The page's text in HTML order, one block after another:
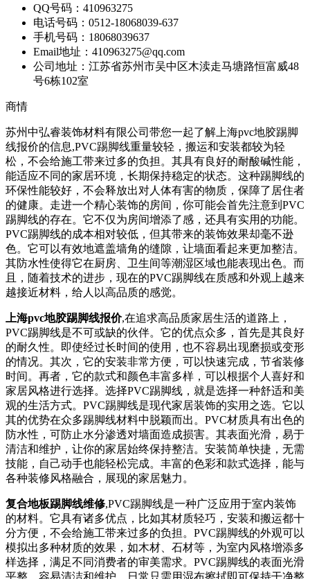
QQ号码： 410963275
电话号码： 0512-18068039-637
手机号码： 18068039637
Email地址： 410963275@qq.com
公司地址： 江苏省苏州市吴中区木渎走马塘路恒富威48
号6栋102室
商情
苏州中弘睿装饰材料有限公司带您一起了解上海pvc地胶踢脚
线报价的信息,PVC踢脚线重量较轻，搬运和安装都较为轻
松，不会给施工带来过多的负担。其具有良好的耐酸碱性能，
能适应不同的家居环境，长期保持稳定的状态。这种踢脚线的
环保性能较好，不会释放出对人体有害的物质，保障了居住者
的健康。走进一个精心装饰的房间，你可能会首先注意到PVC
踢脚线的存在。它不仅为房间增添了感，还具有实用的功能。
PVC踢脚线的成本相对较低，但其带来的装饰效果却毫不逊
色。它可以有效地遮盖墙角的缝隙，让墙面看起来更加整洁。
其防水性使得它在厨房、卫生间等潮湿区域也能表现出色。而
且，随着技术的进步，现在的PVC踢脚线在质感和外观上越来
越接近材料，给人以高品质的感觉。
上海pvc地胶踢脚线报价,在追求高品质家居生活的道路上，
PVC踢脚线是不可或缺的伙伴。它的优点众多，首先是其良好
的耐久性。即使经过长时间的使用，也不容易出现磨损或变形
的情况。其次，它的安装非常方便，可以快速完成，节省装修
时间。再者，它的款式和颜色丰富多样，可以根据个人喜好和
家居风格进行选择。选择PVC踢脚线，就是选择一种舒适和美
观的生活方式。PVC踢脚线是现代家居装饰的实用之选。它以
其的优势在众多踢脚线材料中脱颖而出。PVC材质具有出色的
防水性，可防止水分渗透对墙面造成损害。其表面光滑，易于
清洁和维护，让你的家居始终保持整洁。安装简单快捷，无需
技能，自己动手也能轻松完成。丰富的色彩和款式选择，能与
各种装修风格融合，展现的家居魅力。
复合地板踢脚线维修,PVC踢脚线是一种广泛应用于室内装饰
的材料。它具有诸多优点，比如其材质轻巧，安装和搬运都十
分方便，不会给施工带来过多的负担。PVC踢脚线的外观可以
模拟出多种材质的效果，如木材、石材等，为室内风格增添多
样选择，满足不同消费者的审美需求。PVC踢脚线的表面光滑
平整，容易清洁和维护，日常只需用湿布擦拭即可保持干净整